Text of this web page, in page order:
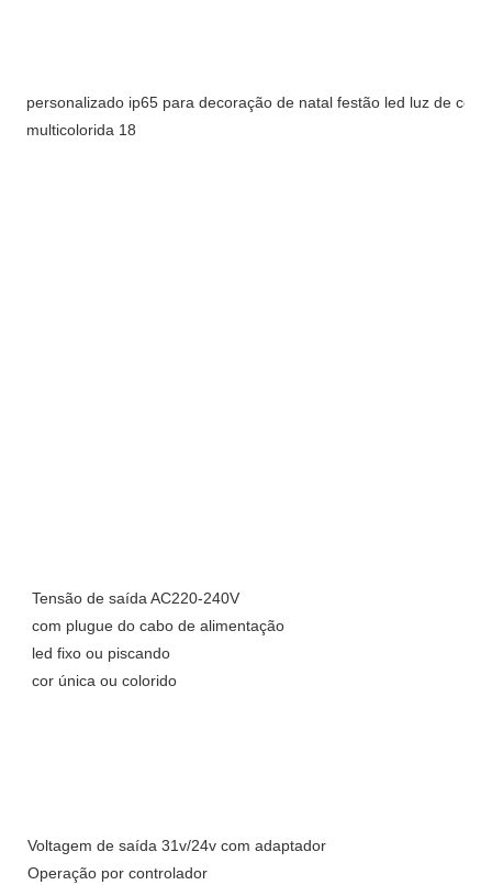
Tensão de saída AC220-240V
com plugue do cabo de alimentação
led fixo ou piscando
cor única ou colorido
Voltagem de saída 31v/24v com adaptador
Operação por controlador